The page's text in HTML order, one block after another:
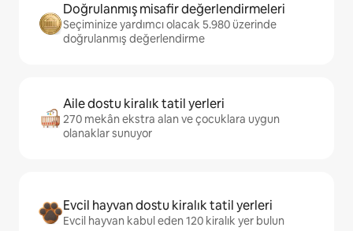
Doğrulanmış misafir değerlendirmeleri
Seçiminize yardımcı olacak 5.980 üzerinde
doğrulanmış değerlendirme
Aile dostu kiralık tatil yerleri
270 mekân ekstra alan ve çocuklara uygun
olanaklar sunuyor
Evcil hayvan dostu kiralık tatil yerleri
Evcil hayvan kabul eden 120 kiralık yer bulun